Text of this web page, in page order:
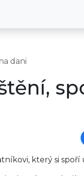
dani
který si spoří